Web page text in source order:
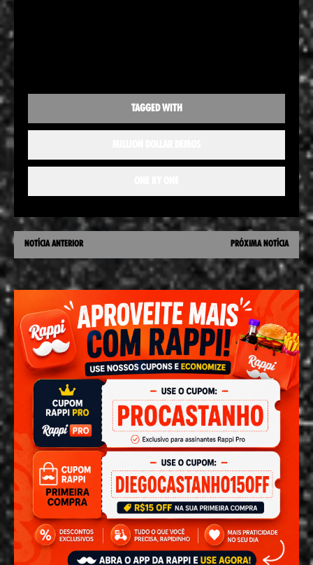
TAGGED WITH
NOTÍCIA ANTERIOR PRÓXIMA NOTÍCIA